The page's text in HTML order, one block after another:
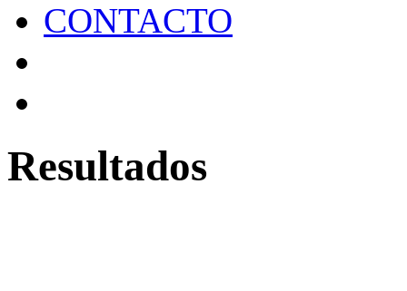
CONTACTO
Resultados